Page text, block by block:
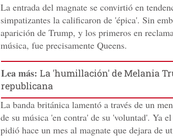
La entrada del magnate se convirtió en
simpatizantes la calificaron de 'épica'. Sin
aparición de Trump, y los primeros en
música, fue precisamente Queens.
Lea más: La 'humillación' de Melania
republicana
La banda británica lamentó a través de un
de su música 'en contra' de su 'voluntad'. Ya
pidió hace un mes al magnate que dejara de